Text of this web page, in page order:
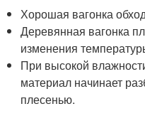
Хорошая вагонка
Деревянная вагонка
изменения
При высокой
материал начинает
плесенью.